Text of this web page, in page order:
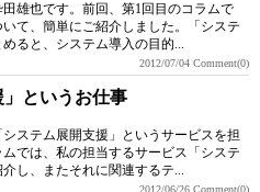
雄也です。前回、第1回目のコラムで
て、簡単にご紹介しました。「システ
ると、システム導入の目的...
2012/07/04 Comment(0)
というお仕事
ステム展開支援」というサービスを担
では、私の担当するサービス「システ
し、またそれに関連するテ...
2012/06/26 Comment(0)